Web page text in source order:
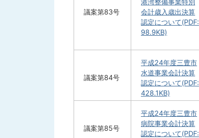
議案第83号
港湾整備事業特別
会計歳入歳出決算
認定について(PDF:
98.9KB)
議案第84号
平成24年度三豊市
水道事業会計決算
認定について(PDF:
428.1KB)
議案第85号
平成24年度三豊市
病院事業会計決算
認定について(PDF: